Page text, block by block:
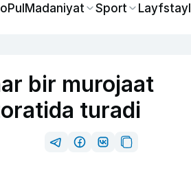
PulMadaniyat Sport Layfstayl
bir murojaat
turadi